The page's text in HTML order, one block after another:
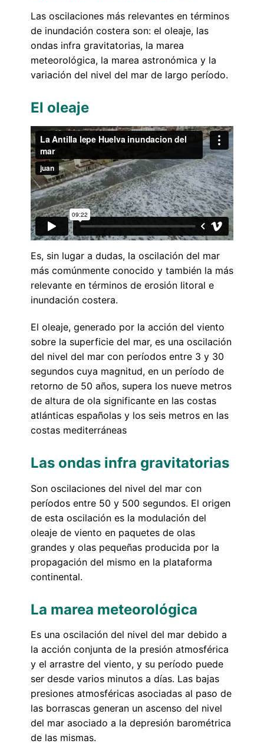
Las oscilaciones más relevantes en términos
de inundación costera son: el oleaje, las
ondas infra gravitatorias, la marea
meteorológica, la marea astronómica y la
variación del nivel del mar de largo período.
El oleaje
Es, sin lugar a dudas, la oscilación del mar
más comúnmente conocido y también la más
relevante en términos de erosión litoral e
inundación costera.
El oleaje, generado por la acción del viento
sobre la superficie del mar, es una oscilación
del nivel del mar con períodos entre 3 y 30
segundos cuya magnitud, en un período de
retorno de 50 años, supera los nueve metros
de altura de ola significante en las costas
atlánticas españolas y los seis metros en las
costas mediterráneas
Las ondas infra gravitatorias
Son oscilaciones del nivel del mar con
períodos entre 50 y 500 segundos. El origen
de esta oscilación es la modulación del
oleaje de viento en paquetes de olas
grandes y olas pequeñas producida por la
propagación del mismo en la plataforma
continental.
La marea meteorológica
Es una oscilación del nivel del mar debido a
la acción conjunta de la presión atmosférica
y el arrastre del viento, y su período puede
ser desde varios minutos a días. Las bajas
presiones atmosféricas asociadas al paso de
las borrascas generan un ascenso del nivel
del mar asociado a la depresión barométrica
de las mismas.